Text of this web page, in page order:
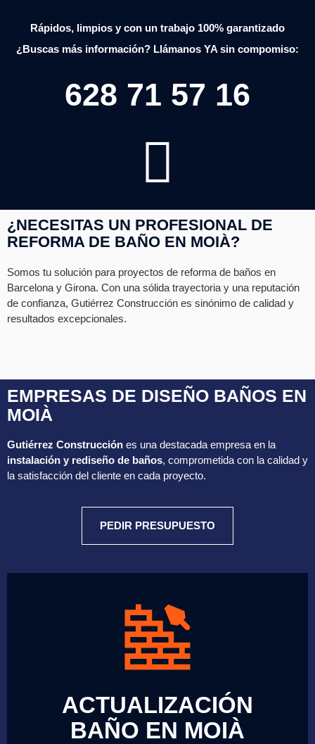
Rápidos, limpios y con un trabajo 100% garantizado
¿Buscas más información? Llámanos YA sin compomiso:
628 71 57 16
¿NECESITAS UN PROFESIONAL DE
REFORMA DE BAÑO EN MOIÀ?
Somos tu solución para proyectos de reforma de baños en
Barcelona y Girona. Con una sólida trayectoria y una reputación
de confianza, Gutiérrez Construcción es sinónimo de calidad y
resultados excepcionales.
EMPRESAS DE DISEÑO BAÑOS EN
MOIÀ
Gutiérrez Construcción es una destacada empresa en la
instalación y rediseño de baños, comprometida con la calidad y
la satisfacción del cliente en cada proyecto.
PEDIR PRESUPUESTO
ACTUALIZACIÓN
BAÑO EN MOIÀ